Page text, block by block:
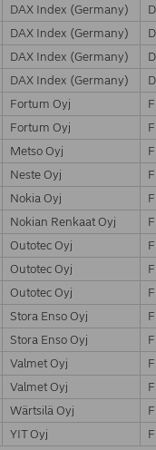
DAX Index (Germany)
DAX Index (Germany)
DAX Index (Germany)
DAX Index (Germany)
Fortum Oyj
Fortum Oyj
Metso Oyj
Neste Oyj
Nokia Oyj
Nokian Renkaat Oyj
Outotec Oyj
Outotec Oyj
Outotec Oyj
Stora Enso Oyj
Stora Enso Oyj
Valmet Oyj
Valmet Oyj
Wärtsilä Oyj
YIT Oyj